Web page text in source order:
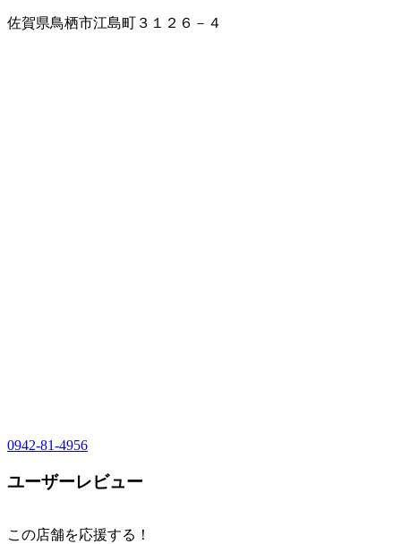
佐賀県鳥栖市江島町３１２６－４
0942-81-4956
ユーザーレビュー
この店舗を応援する！